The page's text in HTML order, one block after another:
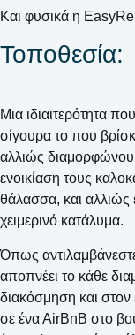
Και φυσικά η
Τοποθεσία:
Μια ιδιαιτερότητα
σίγουρα το που
αλλιώς
ενοικίαση τους
θάλασσα, και
χειμερινό κατάλυμα.
Όπως
αποπνέει το κάθε
διακόσμηση και στον
σε ένα ΑirΒnΒ στο